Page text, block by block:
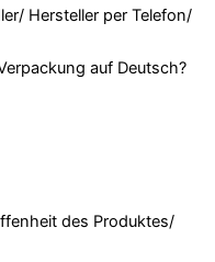
Hersteller per Telefon/
auf Deutsch?
des Produktes/